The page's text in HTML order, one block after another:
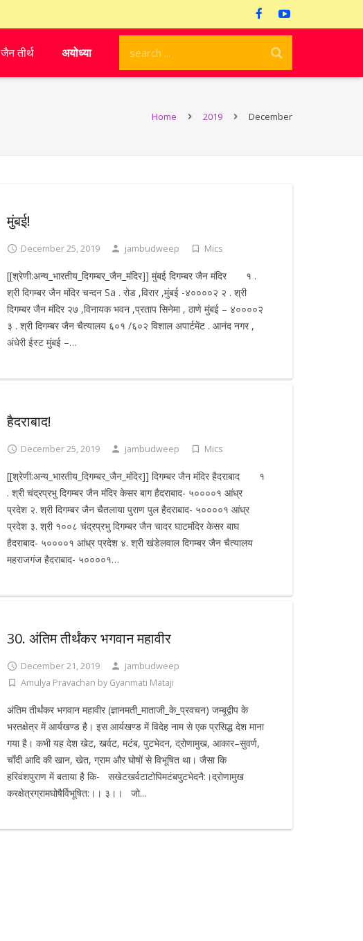
जैन तीर्थ अयोध्या
Home 2019 December
मुंबई!
December 25, 2019 jambudweep Mics
[[श्रेणी:अन्य_भारतीय_दिगम्बर_जैन_मंदिर]] मुंबई दिगम्बर जैन मंदिर १ .
श्री दिगम्बर जैन मंदिर चन्दन Sa . रोड ,विरार ,मुंबई -४००००२ २ . श्री
दिगम्बर जैन मंदिर २७ ,विनायक भवन ,प्रताप सिनेमा , ठाणे मुंबई – ४००००२
३ . श्री दिगम्बर जैन चैत्यालय ६०१ /६०२ विशाल अपार्टमेंट . आनंद नगर ,
अंधेरी ईस्ट मुंबई –…
हैदराबाद!
December 25, 2019 jambudweep Mics
[[श्रेणी:अन्य_भारतीय_दिगम्बर_जैन_मंदिर]] दिगम्बर जैन मंदिर हैदराबाद १
. श्री चंद्रप्रभु दिगम्बर जैन मंदिर केसर बाग हैदराबाद- ५००००१ आंध्र
प्रदेश २. श्री दिगम्बर जैन चैतलाया पुराण पुल हैदराबाद- ५००००१ आंध्र
प्रदेश ३. श्री १००८ चंद्रप्रभु दिगम्बर जैन चादर घाटमंदिर केसर बाघ
हैदराबाद- ५००००१ आंध्र प्रदेश ४. श्री खंडेलवाल दिगम्बर जैन चैत्यालय
महराजगंज हैदराबाद- ५००००१…
30. अंतिम तीर्थंकर भगवान महावीर
December 21, 2019
jambudweep
Amulya Pravachan by Gyanmati Mataji
अंतिम तीर्थंकर भगवान महावीर (ज्ञानमती_माताजी_के_प्रवचन) जम्बूद्वीप के
भरतक्षेत्र में आर्यखण्ड है। इस आर्यखण्ड में विदेह नाम से एक प्रसिद्ध देश माना
गया है। कभी यह देश खेट, खर्वट, मटंब, पुटभेदन, द्रोणामुख, आकार–सुवर्ण,
चाँदी आदि की खान, खेत, ग्राम और घोषों से विभूषित था। जैसा कि
हरिवंशपुराण में बताया है कि- सखेटखर्वटाटोपिमटंबपुटभेदनै:।द्रोणामुख
करक्षेत्रग्रामघोषैर्विभूषित:।। ३।। जो...